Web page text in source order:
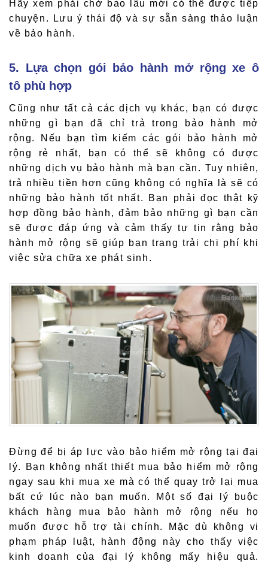
Hãy xem phải chờ bao lâu mới có thể được tiếp
chuyện. Lưu ý thái độ và sự sẵn sàng thảo luận
về bảo hành.
5. Lựa chọn gói bảo hành mở rộng xe ô
tô phù hợp
Cũng như tất cả các dịch vụ khác, bạn có được
những gì bạn đã chỉ trả trong bảo hành mở
rộng. Nếu bạn tìm kiếm các gói bảo hành mở
rộng rẻ nhất, bạn có thể sẽ không có được
những dịch vụ bảo hành mà bạn cần. Tuy nhiên,
trả nhiều tiền hơn cũng không có nghĩa là sẽ có
những bảo hành tốt nhất. Bạn phải đọc thật kỹ
hợp đồng bảo hành, đảm bảo những gì bạn cần
sẽ được đáp ứng và cảm thấy tự tin rằng bảo
hành mở rộng sẽ giúp bạn trang trải chi phí khi
việc sửa chữa xe phát sinh.
Đừng để bị áp lực vào bảo hiểm mở rộng tại đại
lý. Bạn không nhất thiết mua bảo hiểm mở rộng
ngay sau khi mua xe mà có thể quay trở lại mua
bất cứ lúc nào bạn muốn. Một số đại lý buộc
khách hàng mua bảo hành mở rộng nếu họ
muốn được hỗ trợ tài chính. Mặc dù không vi
phạm pháp luật, hành động này cho thấy việc
kinh doanh của đại lý không mấy hiệu quả.